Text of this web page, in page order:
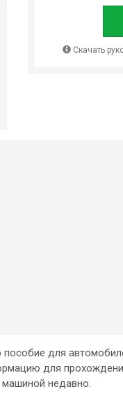
Скачать
для
для
машиной недавно.